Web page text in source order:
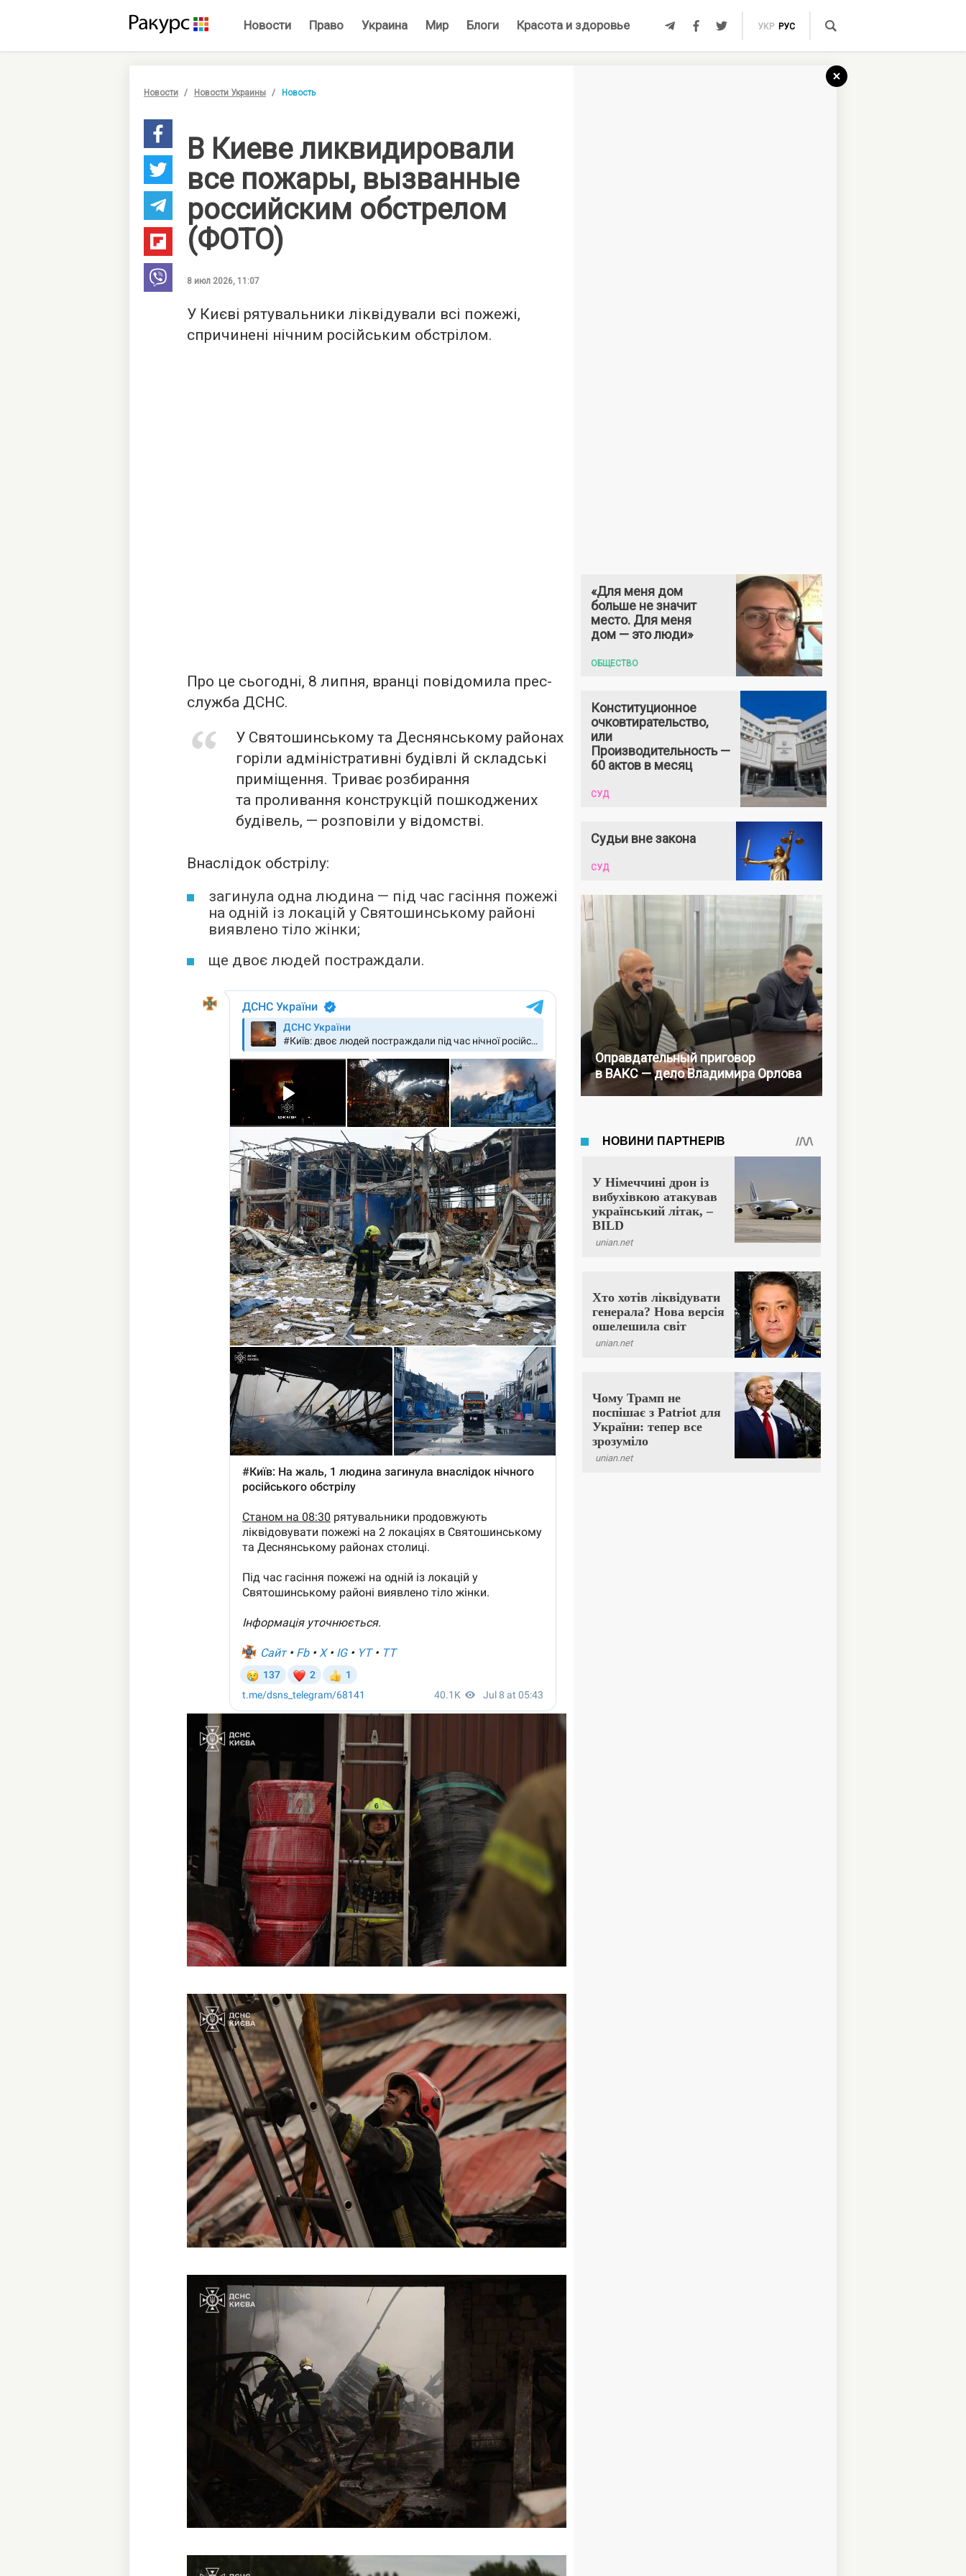
Новости Право Украина Мир Блоги Красота и здоровье УКР РУС
Новости Новости Украины Новость
В Киеве ликвидировали
все пожары, вызванные
российским обстрелом
(ФОТО)
8 июл 2026, 11:07
У Києві рятувальники ліквідували всі пожежі,
спричинені нічним російським обстрілом.
Про це сьогодні, 8 липня, вранці повідомила прес-
служба ДСНС.
У Святошинському та Деснянському районах
горіли адміністративні будівлі й складські
приміщення. Триває розбирання
та проливання конструкцій пошкоджених
будівель, — розповіли у відомстві.
Внаслідок обстрілу:
загинула одна людина — під час гасіння пожежі
на одній із локацій у Святошинському районі
виявлено тіло жінки;
ще двоє людей постраждали.
«Для меня дом
больше не значит
место. Для меня
дом — это люди»
ОБЩЕСТВО
Конституционное
очковтирательство,
или
Производительность —
60 актов в месяц
СУД
Судьи вне закона
СУД
Оправдательный приговор
в ВАКС — дело Владимира Орлова